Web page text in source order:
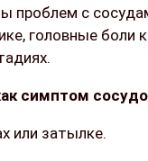
с
головные боли
симптом
или затылке.